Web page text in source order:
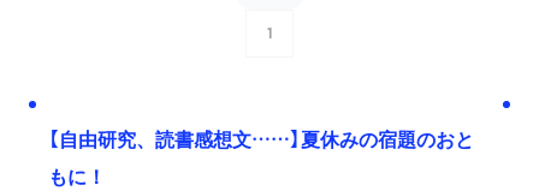
1
【自由研究、読書感想文……】夏休みの宿題のおと
もに！